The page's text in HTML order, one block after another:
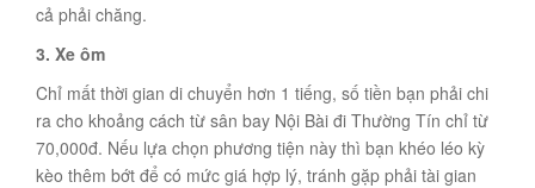
cả phải chăng.
3. Xe ôm
Chỉ mất thời gian di chuyển hơn 1 tiếng, số tiền bạn phải chi
ra cho khoảng cách từ sân bay Nội Bài đi Thường Tín chỉ từ
70,000đ. Nếu lựa chọn phương tiện này thì bạn khéo léo kỳ
kèo thêm bớt để có mức giá hợp lý, tránh gặp phải tài gian